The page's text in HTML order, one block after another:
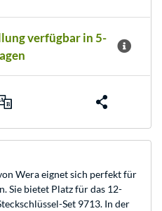
verfügbar in 5-
Wera eignet sich perfekt für
Sie bietet Platz für das 12-
Set 9713. In der